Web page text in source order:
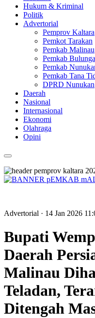
Hukum & Kriminal
Politik
Advertorial
Pemprov Kaltara
Pemkot Tarakan
Pemkab Malinau
Pemkab
Pemkab
Pemkab Tana
DPRD Nunukan
Daerah
Nasional
Internasional
Ekonomi
Olahraga
Opini
Advertorial · 14 Jan 2026
Bupati
Daerah
Malinau
Teladan,
Ditengah